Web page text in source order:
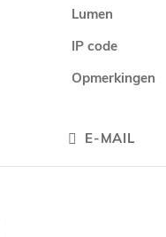
Lumen
IP code
Opmerkingen
E-MAIL